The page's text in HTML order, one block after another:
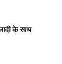
के साथ